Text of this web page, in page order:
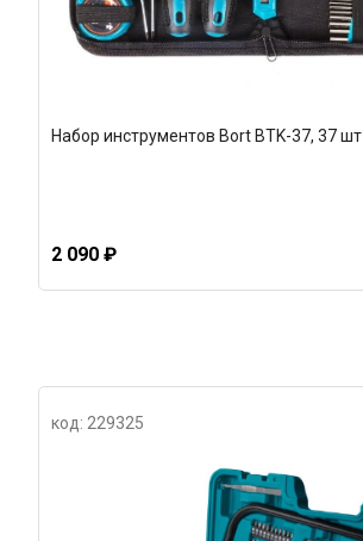
Набор инструментов Bort BTK-37, 37 шт
2 090 ₽
код: 229325